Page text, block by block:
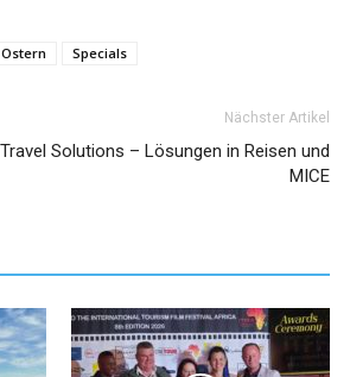
Ostern Specials
Nächster Artikel
Solutions – Lösungen in Reisen und
MICE